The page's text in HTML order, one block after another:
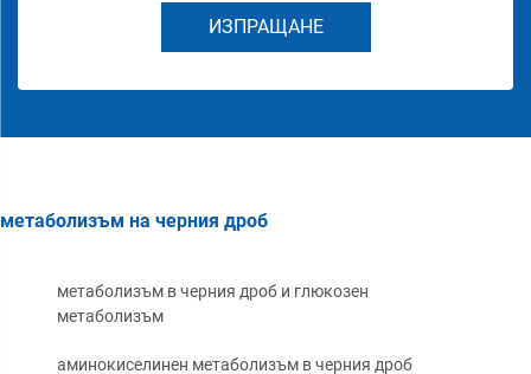
ИЗПРАЩАНЕ
метаболизъм на черния дроб
метаболизъм в черния дроб и глюкозен
метаболизъм
аминокиселинен метаболизъм в черния дроб